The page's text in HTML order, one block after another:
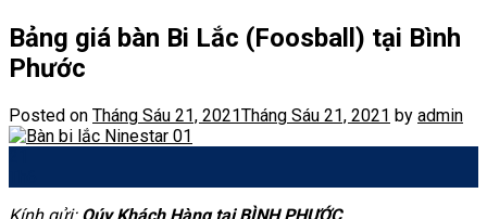
Bảng giá bàn Bi Lắc (Foosball) tại Bình
Phước
Posted on Tháng Sáu 21, 2021Tháng Sáu 21, 2021 by admin